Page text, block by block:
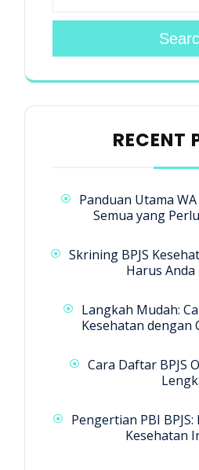
RECENT
Panduan Utama WA
Semua yang
Skrining BPJS
Harus Anda
Langkah Mudah:
Kesehatan dengan
Cara Daftar BPJS
Pengertian PBI
Kesehatan